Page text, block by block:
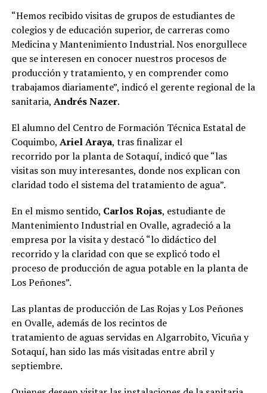
“Hemos recibido visitas de grupos de estudiantes de
colegios y de educación superior, de carreras como
Medicina y Mantenimiento Industrial. Nos enorgullece
que se interesen en conocer nuestros procesos de
producción y tratamiento, y en comprender como
trabajamos diariamente”, indicó el gerente regional de la
sanitaria, Andrés Nazer.
El alumno del Centro de Formación Técnica Estatal de
Coquimbo, Ariel Araya, tras finalizar el
recorrido por la planta de Sotaquí, indicó que “las
visitas son muy interesantes, donde nos explican con
claridad todo el sistema del tratamiento de agua”.
En el mismo sentido, Carlos Rojas, estudiante de
Mantenimiento Industrial en Ovalle, agradeció a la
empresa por la visita y destacó “lo didáctico del
recorrido y la claridad con que se explicó todo el
proceso de producción de agua potable en la planta de
Los Peñones”.
Las plantas de producción de Las Rojas y Los Peñones
en Ovalle, además de los recintos de
tratamiento de aguas servidas en Algarrobito, Vicuña y
Sotaquí, han sido las más visitadas entre abril y
septiembre.